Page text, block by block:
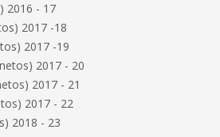
2016 - 17
2017 -18
2017 -19
2017 - 20
2017 - 21
2017 - 22
2018 - 23